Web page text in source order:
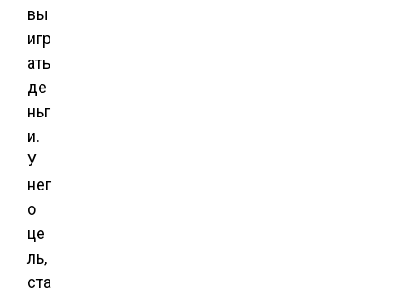
вы
игр
ать
де
ньг
и.
У
нег
о
це
ль,
ста